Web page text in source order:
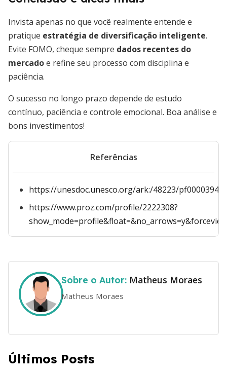
Invista apenas no que você realmente entende e
pratique estratégia de diversificação inteligente.
Evite FOMO, cheque sempre dados recentes do
mercadoe refine seu processo com disciplina e
paciência.
O sucesso no longo prazo depende de estudo
contínuo, paciência e controle emocional. Boa análise e
bons investimentos!
Referências
https://unesdoc.unesco.org/ark:/48223/
https://www.proz.com/profile/2222308?
Sobre o Autor: Matheus Moraes
Matheus Moraes
Últimos Posts